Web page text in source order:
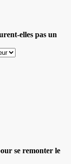
elles pas un
se remonter le